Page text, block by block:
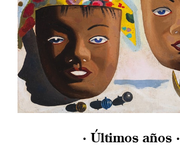
· Últimos años ·